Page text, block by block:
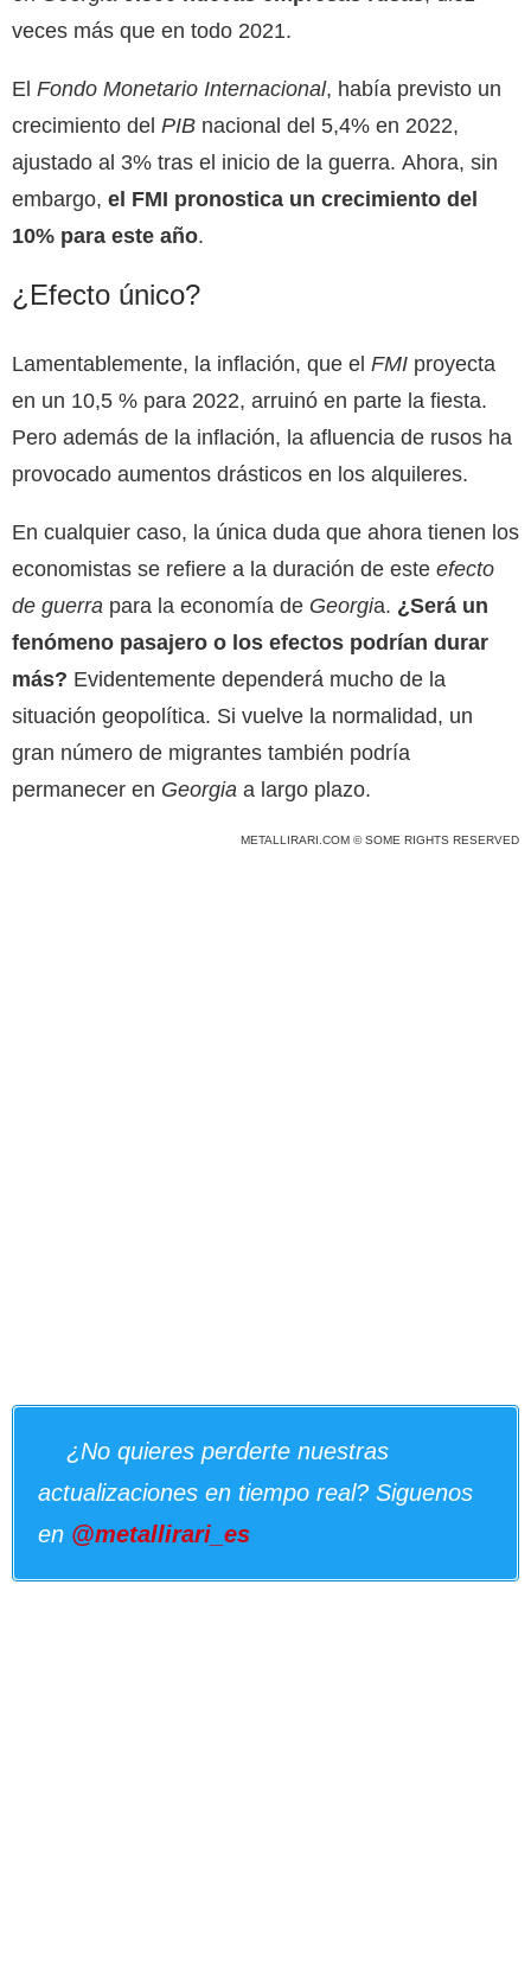
veces más que en todo 2021.
El Fondo Monetario Internacional, había previsto un
crecimiento del PIB nacional del 5,4% en 2022,
ajustado al 3% tras el inicio de la guerra. Ahora, sin
embargo, el FMI pronostica un crecimiento del
10% para este año.
¿Efecto único?
Lamentablemente, la inflación, que el FMI proyecta
en un 10,5 % para 2022, arruinó en parte la fiesta.
Pero además de la inflación, la afluencia de rusos ha
provocado aumentos drásticos en los alquileres.
En cualquier caso, la única duda que ahora tienen los
economistas se refiere a la duración de este efecto
de guerra para la economía de Georgia. ¿Será un
fenómeno pasajero o los efectos podrían durar
más? Evidentemente dependerá mucho de la
situación geopolítica. Si vuelve la normalidad, un
gran número de migrantes también podría
permanecer en Georgia a largo plazo.
METALLIRARI.COM © SOME RIGHTS RESERVED
¿No quieres perderte nuestras
actualizaciones en tiempo real? Siguenos
en @metallirari_es